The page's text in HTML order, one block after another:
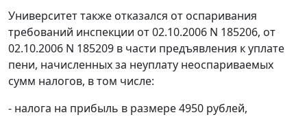
Университет также отказался от оспаривания
требований инспекции от 02.10.2006 N 185206, от
02.10.2006 N 185209 в части предъявления к уплате
пени, начисленных за неуплату неоспариваемых
сумм налогов, в том числе:
- налога на прибыль в размере 4950 рублей,